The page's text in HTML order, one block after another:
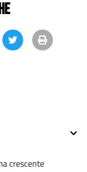
crescente